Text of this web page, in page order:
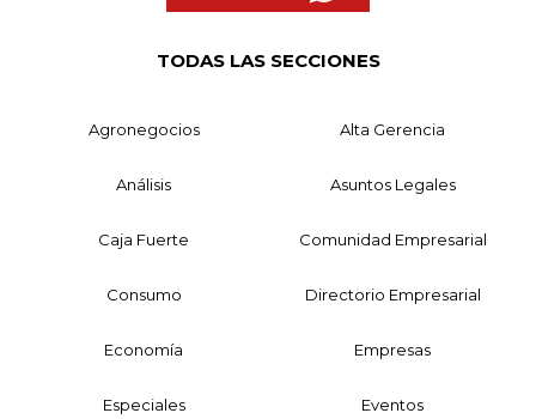
TODAS LAS SECCIONES
Agronegocios Alta Gerencia
Análisis Asuntos Legales
Caja Fuerte Comunidad Empresarial
Consumo Directorio Empresarial
Economía Empresas
Especiales Eventos